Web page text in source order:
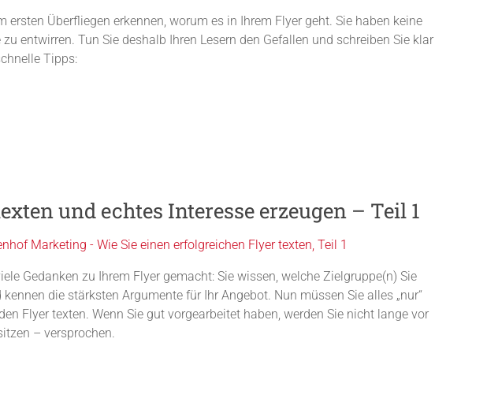
ersten Überfliegen erkennen, worum es in Ihrem Flyer geht. Sie haben keine
entwirren. Tun Sie deshalb Ihren Lesern den Gefallen und schreiben Sie klar
Tipps:
und echtes Interesse erzeugen – Teil 1
Gedanken zu Ihrem Flyer gemacht: Sie wissen, welche Zielgruppe(n) Sie
die stärksten Argumente für Ihr Angebot. Nun müssen Sie alles „nur“
Flyer texten. Wenn Sie gut vorgearbeitet haben, werden Sie nicht lange vor
– versprochen.